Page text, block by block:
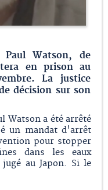
Paul Watson, de
en prison au
La justice
décision sur son
Watson a été arrêté
un mandat d'arrêt
pour stopper
dans les eaux
au Japon. Si le